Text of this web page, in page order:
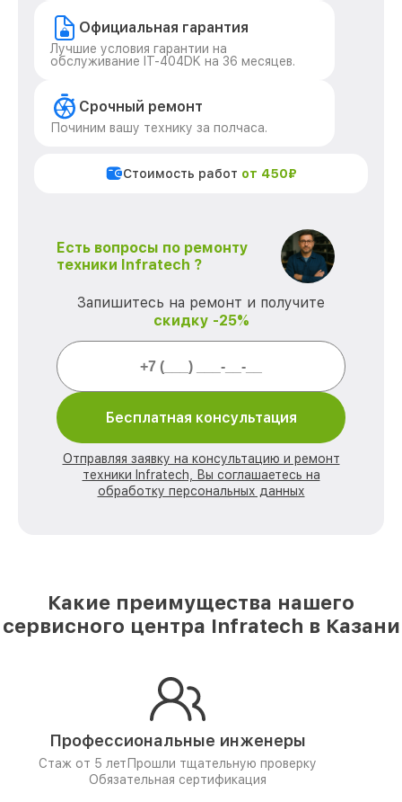
Официальная гарантия
Лучшие условия гарантии на
обслуживание IT-404DK на 36 месяцев.
Срочный ремонт
Починим вашу технику за полчаса.
Стоимость работ от 450₽
Есть вопросы по ремонту
техники Infratech ?
Запишитесь на ремонт и получите
скидку -25%
Бесплатная консультация
Отправляя заявку на консультацию и ремонт
техники Infratech, Вы соглашаетесь на
обработку персональных данных
Какие преимущества нашего
сервисного центра Infratech в Казани
Профессиональные инженеры
Стаж от 5 лет Прошли тщательную проверку
Обязательная сертификация